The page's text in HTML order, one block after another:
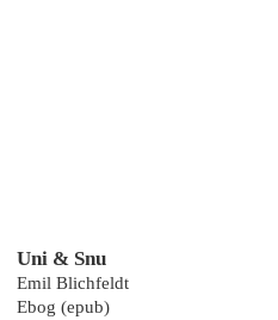
Uni & Snu
Emil Blichfeldt
Ebog (epub)